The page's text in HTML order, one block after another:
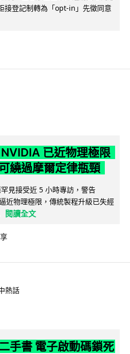
接登記制轉為「opt-in」先徵同意
已近物理極限
繞過摩爾定律瓶頸
見接受近 5 小時專訪，警告
近物理極限，傳統製程升級已失經
閱讀全文
熱話
手書 電子啟動碼鎖死